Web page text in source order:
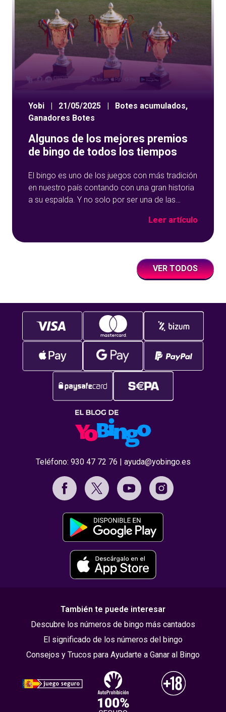
Yobi | 21/05/2025 | Botes acumulados,
Ganadores Botes
Algunos de los mejores premios
de bingo de todos los tiempos
El bingo es uno de los juegos con más tradición
en nuestro país contando con una gran historia
a su espalda. Y no solo por ser una de las
de juegos de tómbola, YoBingo, sino porque es
Leer artículo
VER TODOS
Teléfono: 930 47 72 76 ayuda@yobingo.es
También te puede interesar
Descubre los números de bingo más cantados
El significado de los números del bingo
Consejos y Trucos para Ayudarte a Ganar al Bingo